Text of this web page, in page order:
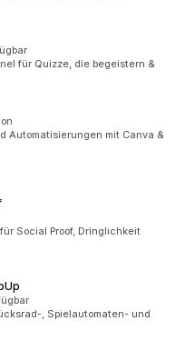
für Quizze, die begeistern &
Automatisierungen mit Canva &
Social Proof, Dringlichkeit
, Spielautomaten- und